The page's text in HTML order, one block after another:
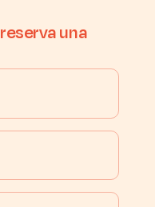
reservauna